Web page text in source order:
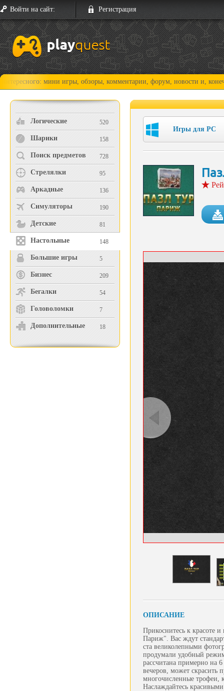
Войти на сайт: Регистрация
мини игры, обзоры, комментарии, форум, новости и, конечно,
Логические 520
Шарики 158
Поиск предметов 728
Стрелялки 95
Аркадные 136
Симуляторы 190
Детские 81
Настольные 148
Большие игры 5
Бизнес 209
Бегалки 54
Головоломки 7
Дополнительные 18
Игры для PC
ОПИСАНИЕ
Прикоснитесь к красоте
Париж". Вас ждут
ста великолепными
продумали удобный
рассчитана примерно на
вечеров, может скрасить
многочисленные трофеи,
Наслаждайтесь